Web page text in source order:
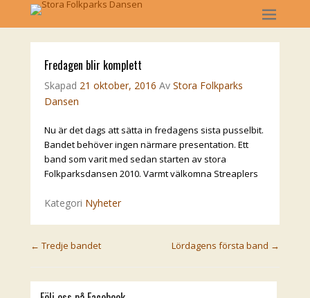
Fredagen blir komplett
Skapad 21 oktober, 2016 Av Stora Folkparks
Dansen
Nu är det dags att sätta in fredagens sista pusselbit.
Bandet behöver ingen närmare presentation. Ett
band som varit med sedan starten av stora
Folkparksdansen 2010. Varmt välkomna Streaplers
Kategori Nyheter
Post navigation
← Tredje bandet Lördagens första band →